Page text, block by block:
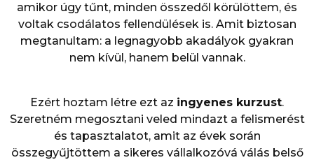
amikor úgy tűnt, minden összedől körülöttem, és
voltak csodálatos fellendülések is. Amit biztosan
megtanultam: a legnagyobb akadályok gyakran
nem kívül, hanem belül vannak.
Ezért hoztam létre ezt az ingyenes kurzust.
Szeretném megosztani veled mindazt a felismerést
és tapasztalatot, amit az évek során
összegyűjtöttem a sikeres vállalkozóvá válás belső